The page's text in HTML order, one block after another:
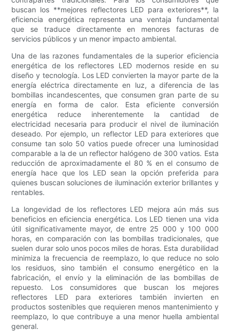
buscan los **mejores reflectores LED para exteriores**, la
eficiencia energética representa una ventaja fundamental
que se traduce directamente en menores facturas de
servicios públicos y un menor impacto ambiental.
Una de las razones fundamentales de la superior eficiencia
energética de los reflectores LED modernos reside en su
diseño y tecnología. Los LED convierten la mayor parte de la
energía eléctrica directamente en luz, a diferencia de las
bombillas incandescentes, que consumen gran parte de su
energía en forma de calor. Esta eficiente conversión
energética reduce inherentemente la cantidad de
electricidad necesaria para producir el nivel de iluminación
deseado. Por ejemplo, un reflector LED para exteriores que
consume tan solo 50 vatios puede ofrecer una luminosidad
comparable a la de un reflector halógeno de 300 vatios. Esta
reducción de aproximadamente el 80 % en el consumo de
energía hace que los LED sean la opción preferida para
quienes buscan soluciones de iluminación exterior brillantes y
rentables.
La longevidad de los reflectores LED mejora aún más sus
beneficios en eficiencia energética. Los LED tienen una vida
útil significativamente mayor, de entre 25 000 y 100 000
horas, en comparación con las bombillas tradicionales, que
suelen durar solo unos pocos miles de horas. Esta durabilidad
minimiza la frecuencia de reemplazo, lo que reduce no solo
los residuos, sino también el consumo energético en la
fabricación, el envío y la eliminación de las bombillas de
repuesto. Los consumidores que buscan los mejores
reflectores LED para exteriores también invierten en
productos sostenibles que requieren menos mantenimiento y
reemplazo, lo que contribuye a una menor huella ambiental
general.